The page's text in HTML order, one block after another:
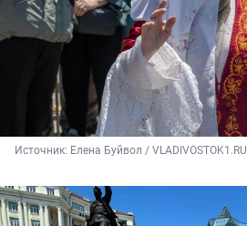
Источник: Елена Буйвол / VLADIVOSTOK1.RU